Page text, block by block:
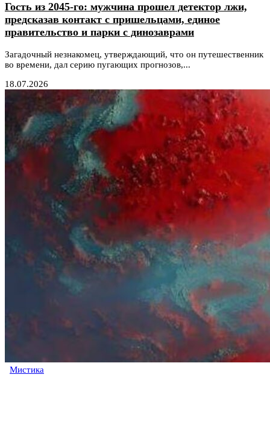
Гость из 2045-го: мужчина прошел детектор лжи,
предсказав контакт с пришельцами, единое
правительство и парки с динозаврами
Загадочный незнакомец, утверждающий, что он путешественник
во времени, дал серию пугающих прогнозов,...
18.07.2026
Мистика